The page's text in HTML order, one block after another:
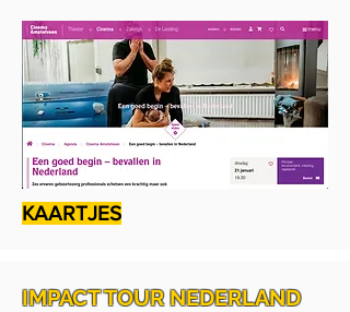
KAARTJES
IMPACT TOUR NEDERLAND